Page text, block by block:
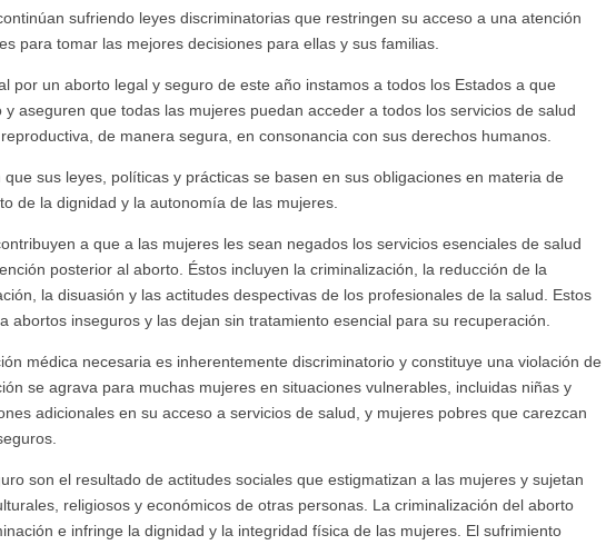
sufriendo leyes discriminatorias que restringen su acceso a una atención
para tomar las mejores decisiones para ellas y sus familias.
por un aborto legal y seguro de este año instamos a todos los Estados a que
aseguren que todas las mujeres puedan acceder a todos los servicios de salud
de manera segura, en consonancia con sus derechos humanos.
sus leyes, políticas y prácticas se basen en sus obligaciones en materia de
de la dignidad y la autonomía de las mujeres.
a que a las mujeres les sean negados los servicios esenciales de salud
posterior al aborto. Éstos incluyen la criminalización, la reducción de la
la disuasión y las actitudes despectivas de los profesionales de la salud. Estos
abortos inseguros y las dejan sin tratamiento esencial para su recuperación.
médica necesaria es inherentemente discriminatorio y constituye una violación de
se agrava para muchas mujeres en situaciones vulnerables, incluidas niñas y
adicionales en su acceso a servicios de salud, y mujeres pobres que carezcan
son el resultado de actitudes sociales que estigmatizan a las mujeres y sujetan
religiosos y económicos de otras personas. La criminalización del aborto
e infringe la dignidad y la integridad física de las mujeres. El sufrimiento